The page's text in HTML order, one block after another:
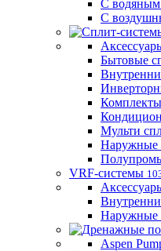
С
С
Бытовые
Мульти
Наружные
VRF-системы
Наружные
Aspen